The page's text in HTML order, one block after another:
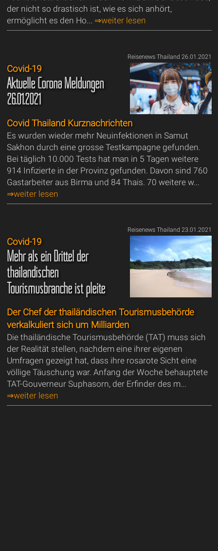
der nicht so drastisch ist, wie es sich anhört,
ermöglicht es den Ho... ⇒weiter lesen
Reisenews Thailand 26.01.2021
Covid-19
Aktuelle Corona Meldungen
26.01.2021
Covid Thailand Kurznachrichten
Es wurden wieder mehr Neuinfektionen in Samut
Sakhon durch eine grosse Testkampagne gefunden.
Bei täglich 10.000 Tests hat man in 5 Tagen weitere
914 Infizierte in der Provinz gefunden. Davon sind 760
Gastarbeiter aus Birma und 84 Thais. 70 weitere w...
⇒weiter lesen
Reisenews Thailand 23.01.2021
Covid-19
Mehr als ein Drittel der
thailändischen
Tourismusbranche ist pleite
Der Chef der thailändischen Tourismusbehörde
verkalkuliert sich um Milliarden
Die thailändische Tourismusbehörde (TAT) muss sich
der Realität stellen, nachdem eine ihrer eigenen
Umfragen gezeigt hat, dass ihre rosarote Sicht eine
völlige Täuschung war. Anfang der Woche behauptete
TAT-Gouverneur Suphasorn, der Erfinder des m...
⇒weiter lesen